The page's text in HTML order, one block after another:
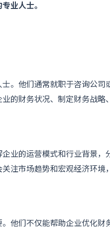
业人士。
。他们通常就职于咨询公司
的财务状况、制定财务战略
业的运营模式和行业背景，
注市场趋势和宏观经济环境
他们不仅能帮助企业优化财